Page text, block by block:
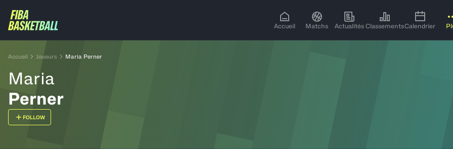
Accueil Matchs Actualités ClassementsCalendrier
Accueil Joueurs Maria Perner
Maria
Perner
FOLLOW